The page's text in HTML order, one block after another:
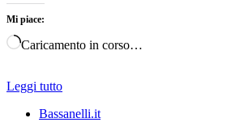
Mi piace:
Caricamento in corso…
Leggi tutto
Bassanelli.it